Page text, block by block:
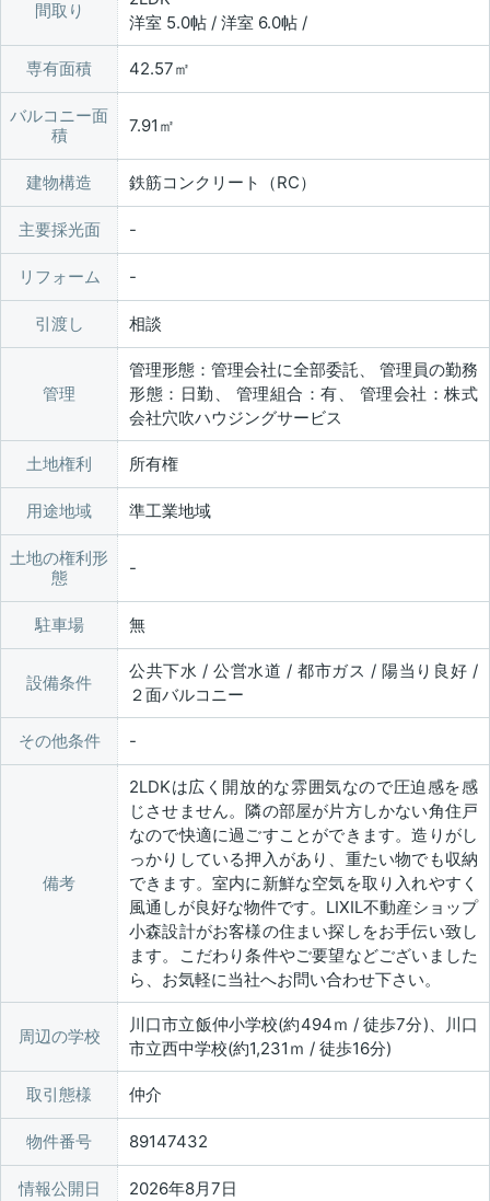
間取り
洋室 5.0帖 / 洋室 6.0帖 /
専有面積 42.57㎡
バルコニー面
積
7.91㎡
建物構造 鉄筋コンクリート（RC）
主要採光面
リフォーム
引渡し 相談
管理
管理形態：管理会社に全部委託、 管理員の勤務
形態：日勤、 管理組合：有、 管理会社：株式
会社穴吹ハウジングサービス
土地権利 所有権
用途地域 準工業地域
土地の権利形
態
駐車場 無
設備条件
公共下水 / 公営水道 / 都市ガス / 陽当り良好 /
２面バルコニー
その他条件
備考
2LDKは広く開放的な雰囲気なので圧迫感を感
じさせません。隣の部屋が片方しかない角住戸
なので快適に過ごすことができます。造りがし
っかりしている押入があり、重たい物でも収納
できます。室内に新鮮な空気を取り入れやすく
風通しが良好な物件です。LIXIL不動産ショップ
小森設計がお客様の住まい探しをお手伝い致し
ます。こだわり条件やご要望などございました
ら、お気軽に当社へお問い合わせ下さい。
周辺の学校
川口市立飯仲小学校(約494ｍ / 徒歩7分)、川口
市立西中学校(約1,231ｍ / 徒歩16分)
取引態様 仲介
物件番号 89147432
情報公開日 2026年8月7日